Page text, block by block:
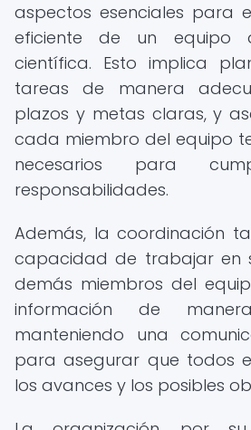
aspectos esenciales para
eficiente de un equipo
científica. Esto implica
tareas de manera
plazos y metas claras, y
cada miembro del equipo
necesarios para
responsabilidades.
Además, la coordinación
capacidad de trabajar en
demás miembros del
información de
manteniendo una
para asegurar que todos
los avances y los posibles